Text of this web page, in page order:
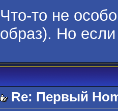
Что-то не
образ). Но
Re: Первый